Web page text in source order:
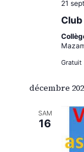
21
Gratuit
décembre
SAM
16